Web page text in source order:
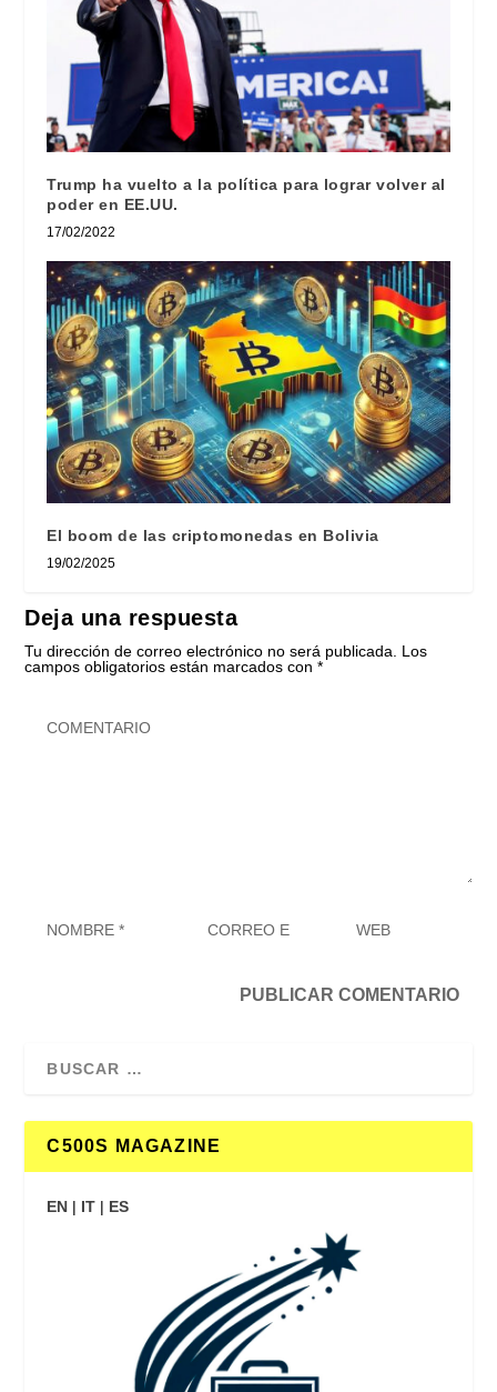
Trump ha vuelto a la política para lograr volver al
poder en EE.UU.
17/02/2022
El boom de las criptomonedas en Bolivia
19/02/2025
Deja una respuesta
Tu dirección de correo electrónico no será publicada.
Los
campos obligatorios están marcados con*
C500S MAGAZINE
EN | IT | ES